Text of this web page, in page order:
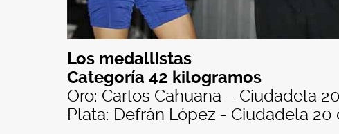
Los medallistas
Categoría 42 kilogramos
Oro: Carlos Cahuana – Ciudadela
Plata: Defrán López - Ciudadela 20